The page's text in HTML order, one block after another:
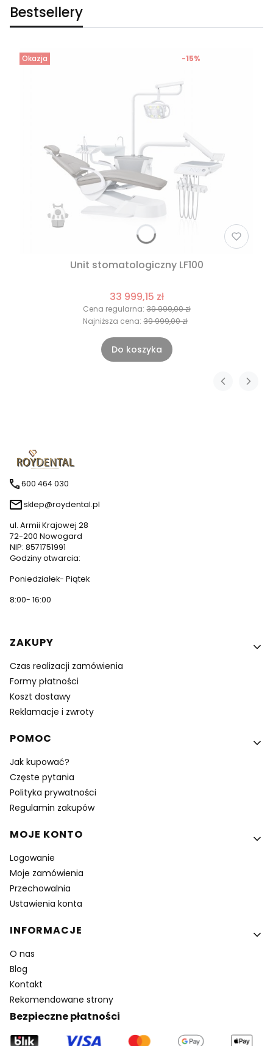
Bestsellery
Okazja
Unit stomatologiczny LF100
33 999,15 zł
Cena regularna: 39 999,00 zł
-15%
Najniższa cena: 39 999,00 zł
Do koszyka
600 464 030
sklep@roydental.pl
ul. Armii Krajowej 28
72-200 Nowogard
NIP: 8571751991
Godziny otwarcia:
Poniedziałek- Piątek
8:00- 16:00
Linki w stopce
ZAKUPY
Czas realizacji zamówienia
Formy płatności
Koszt dostawy
Reklamacje i zwroty
POMOC
Jak kupować?
Częste pytania
Polityka prywatności
Regulamin zakupów
MOJE KONTO
Logowanie
Moje zamówienia
Przechowalnia
Ustawienia konta
INFORMACJE
O nas
Blog
Kontakt
Rekomendowane strony
Bezpieczne płatności